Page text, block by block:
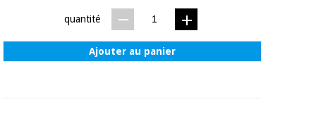
quantité
Ajouter au panier